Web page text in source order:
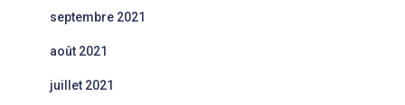
septembre 2021
août 2021
juillet 2021